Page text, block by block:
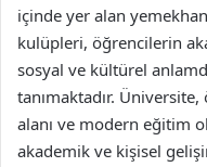
içinde yer alan
kulüpleri, öğrencilerin
sosyal ve kültürel
tanımaktadır.
alanı ve modern eğitim
akademik ve kişisel